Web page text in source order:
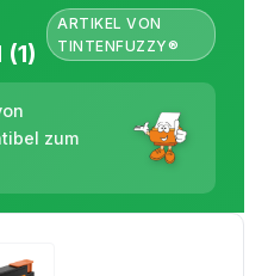
ARTIKEL VON
TINTENFUZZY®
zum